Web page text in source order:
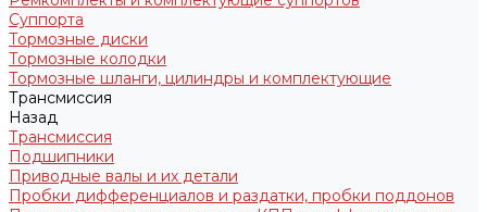
Суппорта
Тормозные диски
Тормозные колодки
Тормозные шланги, цилиндры и комплектующие
Трансмиссия
Назад
Трансмиссия
Подшипники
Приводные валы и их детали
Пробки дифференциалов и раздатки, пробки поддонов